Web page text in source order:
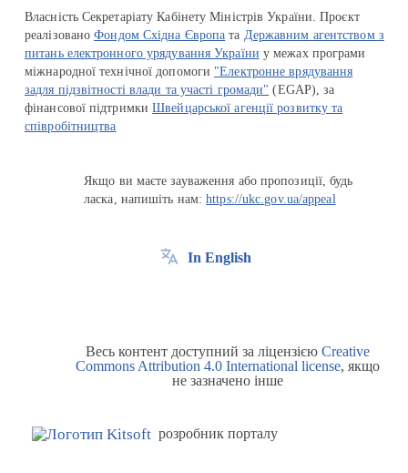
Власність Секретаріату Кабінету Міністрів України. Проєкт
реалізованоФондом Східна Європа та Державним агентством з
питань електронного урядування України у межах програми
міжнародної технічної допомоги "Електронне врядування
задля підзвітності влади та участі громади" (EGAP), за
фінансової підтримкиШвейцарської агенції розвитку та
співробітництва
Якщо ви маєте зауваження або пропозиції, будь
ласка, напишіть нам:https://ukc.gov.ua/appeal
In English
Весь контент доступний за ліцензією Creative
Commons Attribution 4.0 International license, якщо
не зазначено інше
розробник порталу